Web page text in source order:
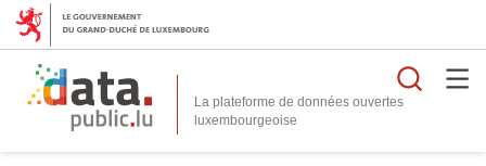
La plateforme de données ouvertes